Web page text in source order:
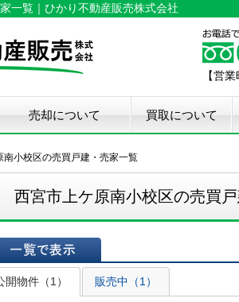
一覧｜ひかり不動産販売株式会社
【営
売却について
仲介手数料50%OFF
物件無料査定
中古住宅瑕疵保証
住宅設備検査保証
リペア・メンテナンス
ハウスクリーニング
不用品撤去サービス
買取について
南小校区の売買戸建・売家一覧
西宮市上ケ原南小校区の売買
で表示
開物件（1）
販売中（1）